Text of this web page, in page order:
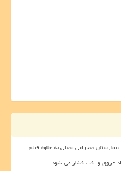
عروق و افت فشار می شود